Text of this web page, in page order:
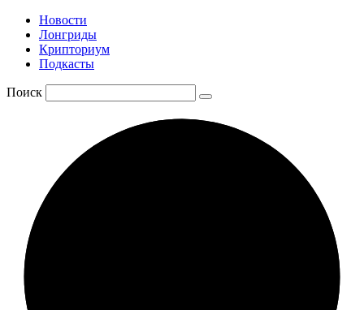
Новости
Лонгриды
Крипториум
Подкасты
Поиск